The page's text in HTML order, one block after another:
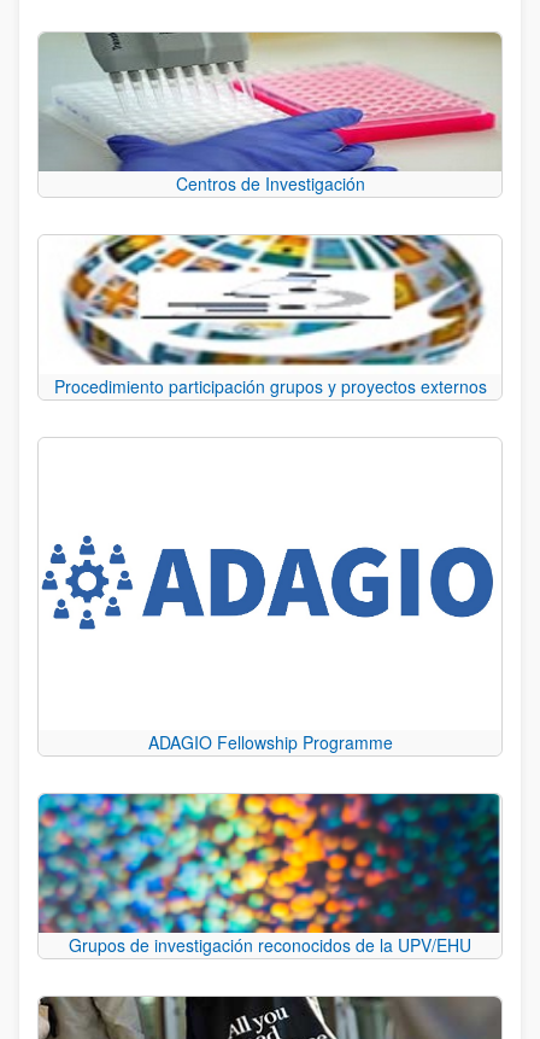
Centros de Investigación
Procedimiento participación grupos y proyectos externos
ADAGIO Fellowship Programme
Grupos de investigación reconocidos de la UPV/EHU